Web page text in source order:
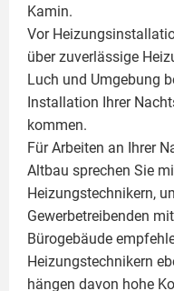
Kamin.
Vor
über zuverlässige
Luch und Umgebung
Installation Ihrer
kommen.
Für Arbeiten an Ihrer
Altbau sprechen Sie
Heizungstechnikern,
Gewerbetreibenden
Bürogebäude
Heizungstechnikern
hängen davon hohe